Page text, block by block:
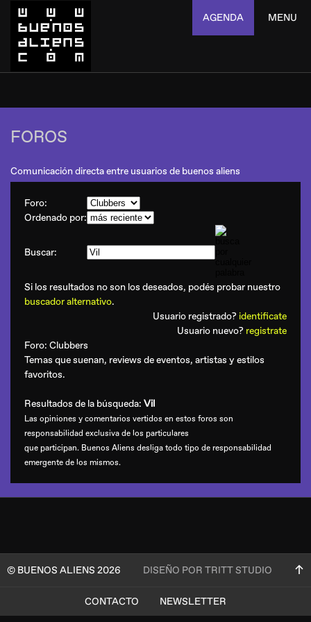
AGENDA MENU
FOROS
Comunicación directa entre usuarios de buenos aliens
Foro:
Ordenado por:
Buscar:
Si los resultados no son los deseados, podés probar nuestro
buscador alternativo.
Usuario registrado? identificate
Usuario nuevo? registrate
Foro: Clubbers
Temas que suenan, reviews de eventos, artistas y estilos
favoritos.
Resultados de la búsqueda: Vil
Las opiniones y comentarios vertidos en estos foros son
responsabilidad exclusiva de los particulares
que participan. Buenos Aliens desliga todo tipo de responsabilidad
emergente de los mismos.
© BUENOS ALIENS 2026 DISEÑO POR TRITT STUDIO
CONTACTO
NEWSLETTER